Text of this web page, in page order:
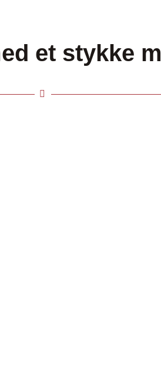
et stykke